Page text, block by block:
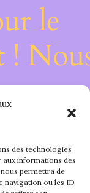
des technologies
informations des
permettra de
navigation ou les ID
le
!
sur
de